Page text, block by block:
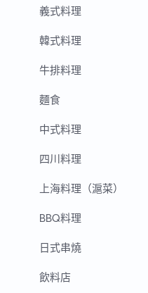
義式料理
韓式料理
牛排料理
麵食
中式料理
四川料理
上海料理（滬菜）
BBQ料理
日式串燒
飲料店